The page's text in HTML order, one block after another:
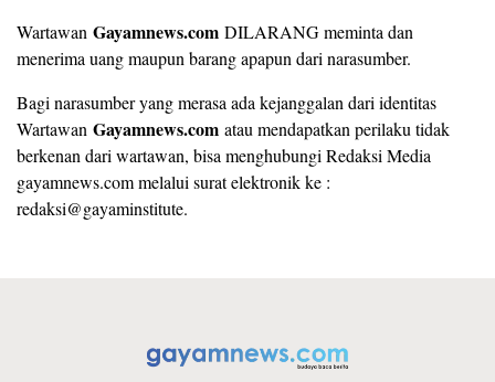
Wartawan Gayamnews.com DILARANG meminta dan
menerima uang maupun barang apapun dari narasumber.
Bagi narasumber yang merasa ada kejanggalan dari identitas
Wartawan Gayamnews.com atau mendapatkan perilaku tidak
berkenan dari wartawan, bisa menghubungi Redaksi Media
gayamnews.com melalui surat elektronik ke :
redaksi@gayaminstitute.